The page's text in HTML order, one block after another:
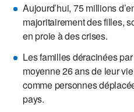
Aujourd’hui, 75 millions
majoritairement des filles,
en proie à des crises.
Les familles déracinées
moyenne 26 ans de leur
comme personnes
pays.